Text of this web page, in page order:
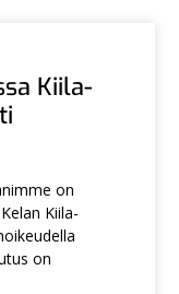
Kiila-
on
Kiila-
on